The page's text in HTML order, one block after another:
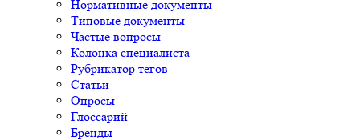
Нормативные документы
Типовые документы
Частые вопросы
Колонка специалиста
Рубрикатор тегов
Статьи
Опросы
Глоссарий
Бренды